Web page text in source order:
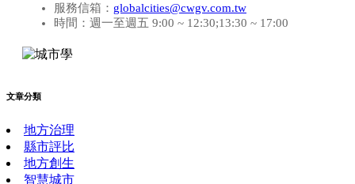
服務信箱： globalcities@cwgv.com.tw
時間：週一至週五 9:00 ~ 12:30;13:30 ~ 17:00
文章分類
地方治理
縣市評比
地方創生
智慧城市